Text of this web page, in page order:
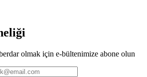
olmak için e-bültenimize abone olun